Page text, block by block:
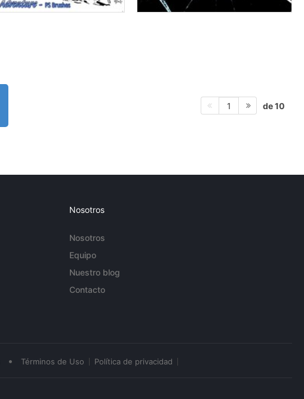
1 de 10
Nosotros
Nosotros
Equipo
Nuestro blog
Contacto
• Términos de Uso Política de privacidad